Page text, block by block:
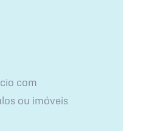
com
ou imóveis